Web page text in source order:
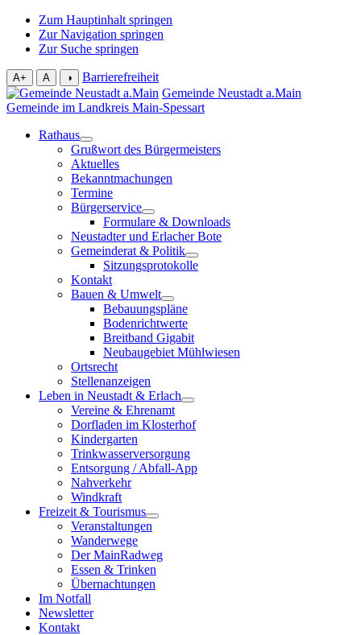
Zum Hauptinhalt springen
Zur Navigation springen
Zur Suche springen
A+ A ◑
Barrierefreiheit
Gemeinde Neustadt a.Main
Gemeinde im Landkreis Main-Spessart
Rathaus
Grußwort des Bürgermeisters
Aktuelles
Bekanntmachungen
Termine
Bürgerservice
Formulare & Downloads
Neustadter und Erlacher Bote
Gemeinderat & Politik
Sitzungsprotokolle
Kontakt
Bauen & Umwelt
Bebauungspläne
Bodenrichtwerte
Breitband Gigabit
Neubaugebiet Mühlwiesen
Ortsrecht
Stellenanzeigen
Leben in Neustadt & Erlach
Vereine & Ehrenamt
Dorfladen im Klosterhof
Kindergarten
Trinkwasserversorgung
Entsorgung / Abfall-App
Nahverkehr
Windkraft
Freizeit & Tourismus
Veranstaltungen
Wanderwege
Der MainRadweg
Essen & Trinken
Übernachtungen
Im Notfall
Newsletter
Kontakt